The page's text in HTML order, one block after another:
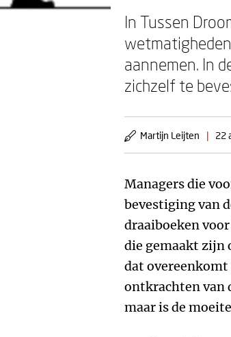
In Tussen
aannemen. In
zichzelf te
Martijn Leijten | 22
Managers die
bevestiging van
draaiboeken
die gemaakt zijn
dat overeenkomt
ontkrachten van
maar is de